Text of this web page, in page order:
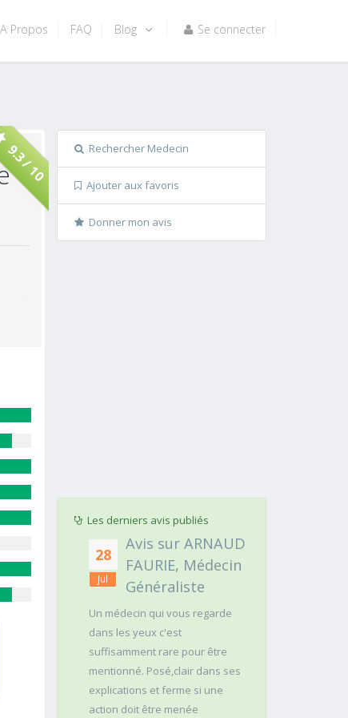
A Propos FAQ Blog Se connecter
9.3 / 10 Rechercher Medecin
Ajouter aux favoris
Donner mon avis
Les derniers avis publiés
28
Jul
Avis sur ARNAUD
FAURIE, Médecin
Généraliste
Un médecin qui vous regarde
dans les yeux c'est
suffisamment rare pour être
mentionné. Posé,clair dans ses
explications et ferme si une
action doit être menée